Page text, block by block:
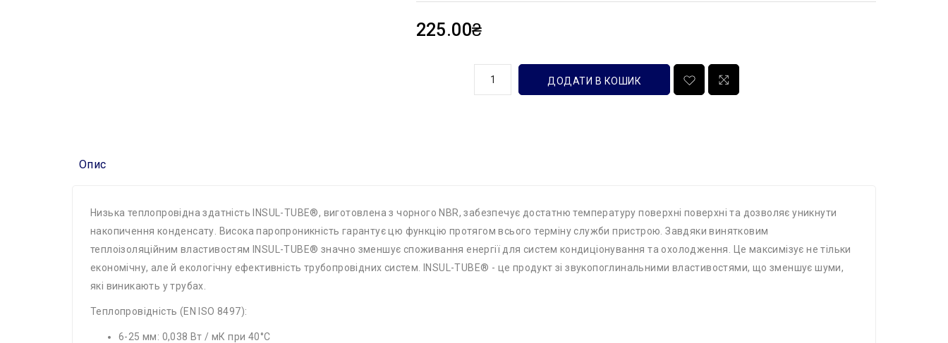
225.00₴
ДОДАТИ В КОШИК
Опис
Низька теплопровідна здатність INSUL-TUBE®, виготовлена ​​з чорного NBR, забезпечує достатню температуру поверхні поверхні та дозволяє уникнути
накопичення конденсату. Висока паропроникність гарантує цю функцію протягом всього терміну служби пристрою. Завдяки винятковим
теплоізоляційним властивостям INSUL-TUBE® значно зменшує споживання енергії для систем кондиціонування та охолодження. Це максимізує не тільки
економічну, але й екологічну ефективність трубопровідних систем. INSUL-TUBE® - це продукт зі звукопоглинальними властивостями, що зменшує шуми,
які виникають у трубах.
Теплопровідність (EN ISO 8497):
6-25 мм: 0,038 Вт / мК при 40°C